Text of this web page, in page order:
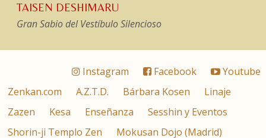
TAISEN DESHIMARU
Gran Sabio del Vestíbulo Silencioso
Instagram Facebook
Youtube
Zenkan.com
A.Z.T.D. Bárbara Kosen
Linaje
Zazen
Kesa Enseñanza
Sesshin y Eventos
Shorin-ji Templo Zen
Mokusan Dojo (Madrid)